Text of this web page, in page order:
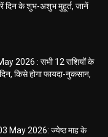
करें दिन के शुभ-अशुभ मुहूर्त, जानें
2026 : सभी 12 राशियों के
किसे होगा फायदा-नुकसान,
May 2026: ज्येष्ठ माह के